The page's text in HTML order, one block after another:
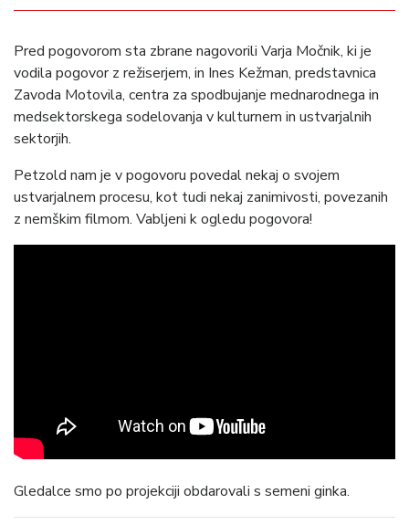
Pred pogovorom sta zbrane nagovorili Varja Močnik, ki je
vodila pogovor z režiserjem, in Ines Kežman, predstavnica
Zavoda Motovila, centra za spodbujanje mednarodnega in
medsektorskega sodelovanja v kulturnem in ustvarjalnih
sektorjih.
Petzold nam je v pogovoru povedal nekaj o svojem
ustvarjalnem procesu, kot tudi nekaj zanimivosti, povezanih
z nemškim filmom. Vabljeni k ogledu pogovora!
Gledalce smo po projekciji obdarovali s semeni ginka.